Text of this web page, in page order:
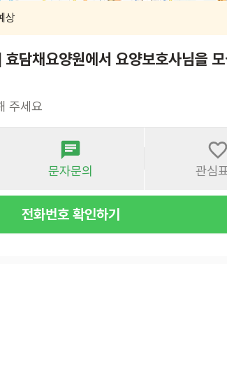
상
담채요양원에서 요양보호사님을
주세요
문자문의 관심
전화번호 확인하기